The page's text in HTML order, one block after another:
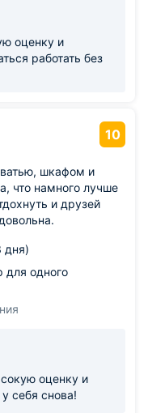
оценку и
работать без
10
шкафом и
что намного лучше
и друзей
дня)
одного
оценку и
себя снова!